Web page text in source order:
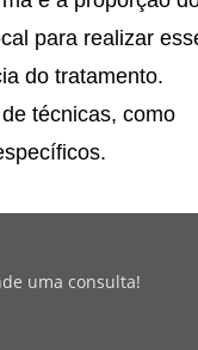
para realizar
do tratamento.
técnicas, como
uma consulta!